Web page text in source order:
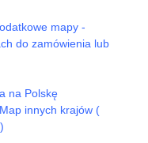
mapy -
do zamówienia lub
na Polskę
innych krajów (